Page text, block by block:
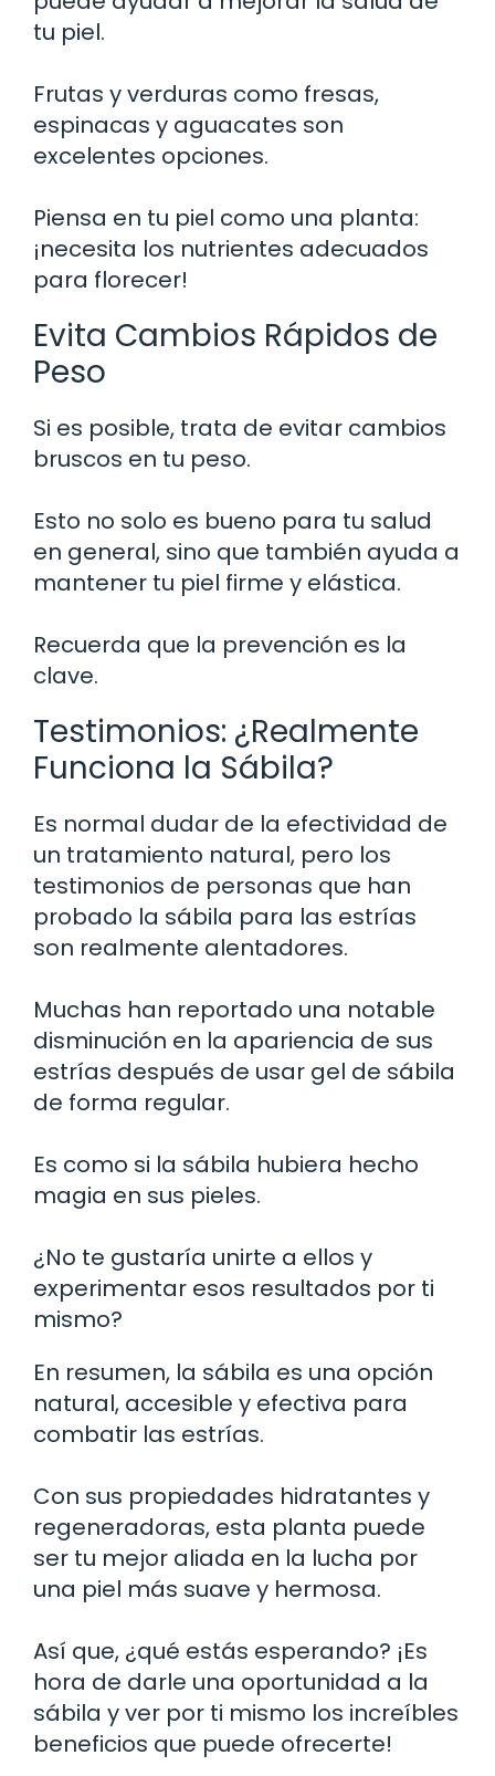
tu piel.
Frutas y verduras como fresas,
espinacas y aguacates son
excelentes opciones.
Piensa en tu piel como una planta:
¡necesita los nutrientes adecuados
para florecer!
Evita Cambios Rápidos de
Peso
Si es posible, trata de evitar cambios
bruscos en tu peso.
Esto no solo es bueno para tu salud
en general, sino que también ayuda a
mantener tu piel firme y elástica.
Recuerda que la prevención es la
clave.
Testimonios: ¿Realmente
Funciona la Sábila?
Es normal dudar de la efectividad de
un tratamiento natural, pero los
testimonios de personas que han
probado la sábila para las estrías
son realmente alentadores.
Muchas han reportado una notable
disminución en la apariencia de sus
estrías después de usar gel de sábila
de forma regular.
Es como si la sábila hubiera hecho
magia en sus pieles.
¿No te gustaría unirte a ellos y
experimentar esos resultados por ti
mismo?
En resumen, la sábila es una opción
natural, accesible y efectiva para
combatir las estrías.
Con sus propiedades hidratantes y
regeneradoras, esta planta puede
ser tu mejor aliada en la lucha por
una piel más suave y hermosa.
Así que, ¿qué estás esperando? ¡Es
hora de darle una oportunidad a la
sábila y ver por ti mismo los increíbles
beneficios que puede ofrecerte!